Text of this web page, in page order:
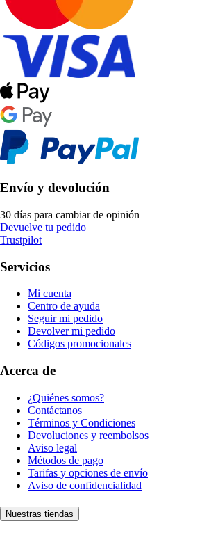
Envío y devolución
30 días para cambiar de opinión
Devuelve tu pedido
Trustpilot
Servicios
Mi cuenta
Centro de ayuda
Seguir mi pedido
Devolver mi pedido
Códigos promocionales
Acerca de
¿Quiénes somos?
Contáctanos
Términos y Condiciones
Devoluciones y reembolsos
Aviso legal
Métodos de pago
Tarifas y opciones de envío
Aviso de confidencialidad
Nuestras tiendas